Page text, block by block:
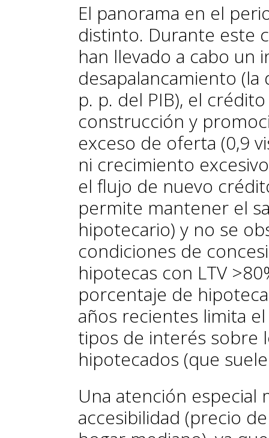
El panorama en el
distinto. Durante este
han llevado a cabo un
desapalancamiento
p. p. del PIB), el
construcción y
exceso de oferta (0,9
ni crecimiento
el flujo de nuevo
permite mantener el
hipotecario) y no se
condiciones de
hipotecas con LTV
porcentaje de
años recientes limita
tipos de interés sobre
hipotecados (que
Una atención especial
accesibilidad (precio